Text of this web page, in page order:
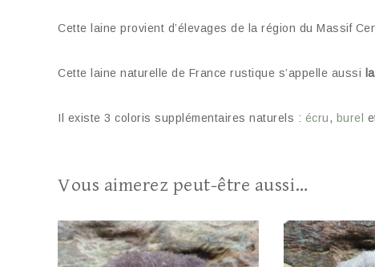
Cette laine provient d’élevages de la région du Massif
Cette laine naturelle de France rustique s’appelle aussi
Il existe 3 coloris supplémentaires naturels : écru, burel
Vous aimerez peut-être aussi…